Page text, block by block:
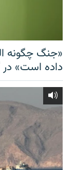
«جنگ چگونه
داده است» در